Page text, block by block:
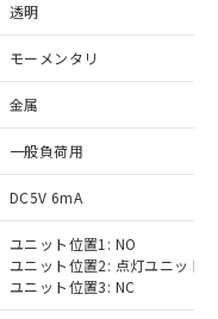
透明
モーメンタリ
金属
一般負荷用
DC5V 6mA
ユニット位置1: NO
ユニット位置2: 点灯ユニット
ユニット位置3: NC